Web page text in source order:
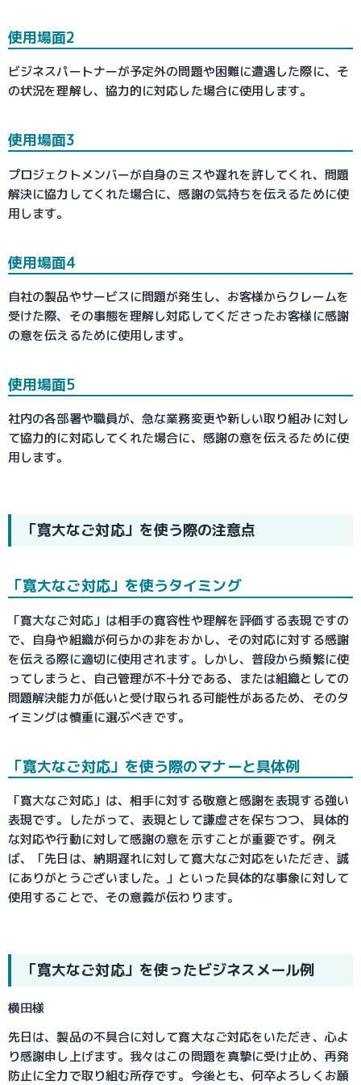
使用場面2
ビジネスパートナーが予定外の問題や困難に遭遇した際に、そ
の状況を理解し、協力的に対応した場合に使用します。
使用場面3
プロジェクトメンバーが自身のミスや遅れを許してくれ、問題
解決に協力してくれた場合に、感謝の気持ちを伝えるために使
用します。
使用場面4
自社の製品やサービスに問題が発生し、お客様からクレームを
受けた際、その事態を理解し対応してくださったお客様に感謝
の意を伝えるために使用します。
使用場面5
社内の各部署や職員が、急な業務変更や新しい取り組みに対し
て協力的に対応してくれた場合に、感謝の意を伝えるために使
用します。
「寛大なご対応」を使う際の注意点
「寛大なご対応」を使うタイミング
「寛大なご対応」は相手の寛容性や理解を評価する表現ですの
で、自身や組織が何らかの非をおかし、その対応に対する感謝
を伝える際に適切に使用されます。しかし、普段から頻繁に使
ってしまうと、自己管理が不十分である、または組織としての
問題解決能力が低いと受け取られる可能性があるため、そのタ
イミングは慎重に選ぶべきです。
「寛大なご対応」を使う際のマナーと具体例
「寛大なご対応」は、相手に対する敬意と感謝を表現する強い
表現です。したがって、表現として謙虚さを保ちつつ、具体的
な対応や行動に対して感謝の意を示すことが重要です。例え
ば、「先日は、納期遅れに対して寛大なご対応をいただき、誠
にありがとうございました。」といった具体的な事象に対して
使用することで、その意義が伝わります。
「寛大なご対応」を使ったビジネスメール例
横田様
先日は、製品の不具合に対して寛大なご対応をいただき、心よ
り感謝申し上げます。我々はこの問題を真摯に受け止め、再発
防止に全力で取り組む所存です。今後とも、何卒よろしくお願